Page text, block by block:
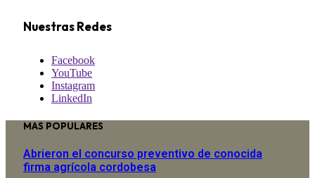
Nuestras Redes
Facebook
YouTube
Instagram
LinkedIn
MAS POPULARES
Abrieron el concurso preventivo de conocida
firma agrícola cordobesa